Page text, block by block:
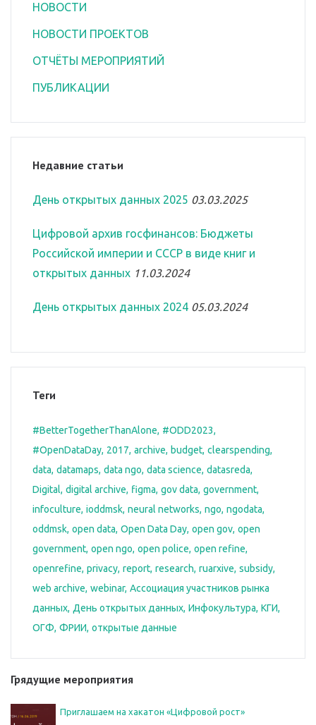
НОВОСТИ
НОВОСТИ ПРОЕКТОВ
ОТЧЁТЫ МЕРОПРИЯТИЙ
ПУБЛИКАЦИИ
Недавние статьи
День открытых данных 2025 03.03.2025
Цифровой архив госфинансов: Бюджеты
Российской империи и СССР в виде книг и
открытых данных 11.03.2024
День открытых данных 2024 05.03.2024
Теги
#BetterTogetherThanAlone #ODD2023
#OpenDataDay 2017 archive budget clearspending
data datamaps data ngo data science datasreda
Digital digital archive figma gov data government
infoculture ioddmsk neural networks ngo ngodata
oddmsk open data Open Data Day open gov open
government open ngo open police open refine
openrefine privacy report research ruarxive subsidy
web archive webinar Ассоциация участников рынка
данных День открытых данных Инфокультура КГИ
ОГФ ФРИИ открытые данные
Грядущие мероприятия
Приглашаем на хакатон «Цифровой рост»